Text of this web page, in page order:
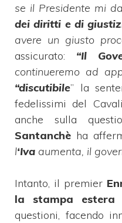
se il Presidente mi
dei diritti e di
avere un giusto
assicurato: “Il
continueremo ad
“discutibile” la
fedelissimi del
anche sulla
Santanchè ha
l‘Iva aumenta, il
Intanto, il premier
la stampa estera
questioni, facendo